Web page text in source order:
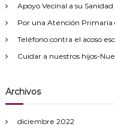
g
a
c
i
ó
Apoyo Vecinal a su
Por una Atención Primaria
Teléfono contra el acoso
Cuidar a nuestros hijos-
Archivos
diciembre 2022